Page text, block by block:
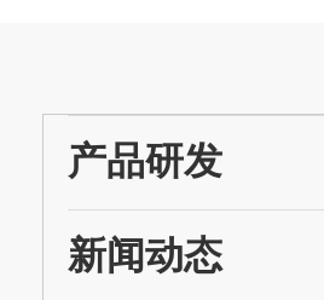
产品研发
新闻动态